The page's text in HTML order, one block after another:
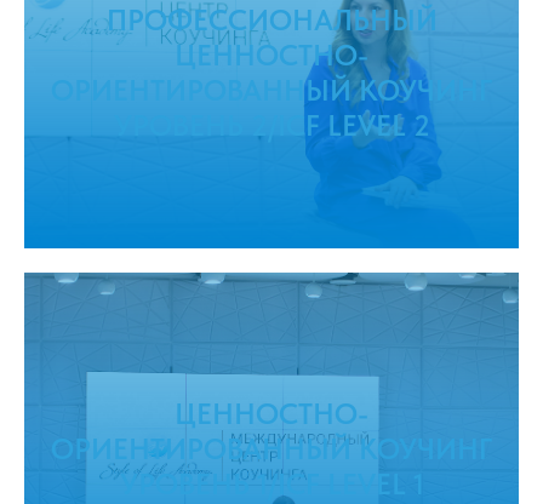
ПРОФЕССИОНАЛЬНЫЙ
ЦЕННОСТНО-
ОРИЕНТИРОВАННЫЙ КОУЧИНГ
УРОВЕНЬ 2/ICF LEVEL 2
ЦЕННОСТНО-
ОРИЕНТИРОВАННЫЙ КОУЧИНГ
УРОВЕНЬ 1/ICF LEVEL 1